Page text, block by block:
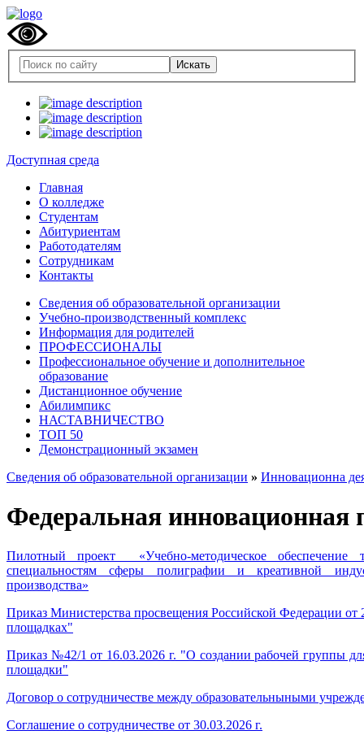
Доступная среда
Главная
О колледже
Студентам
Абитуриентам
Работодателям
Сотрудникам
Контакты
Сведения об образовательной организации
Учебно-производственный комплекс
Информация для родителей
ПРОФЕССИОНАЛЫ
Профессиональное обучение и дополнительное
образование
Дистанционное обучение
Абилимпикс
НАСТАВНИЧЕСТВО
ТОП 50
Демонстрационный экзамен
Сведения об образовательной организации » Инновационна
Федеральная инновационная
Пилотный проект «Учебно-методическое обеспечение
специальностям сферы полиграфии и креативной
производства»
Приказ Министерства просвещения Российской Федерации
площадках"
Приказ №42/1 от 16.03.2026 г. "О создании рабочей группы
площадки"
Договор о сотрудничестве между образовательныными
Соглашение о сотрудничестве от 30.03.2026 г.